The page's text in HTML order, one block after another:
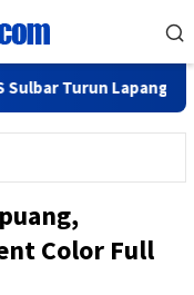
Lapangan
Color Full